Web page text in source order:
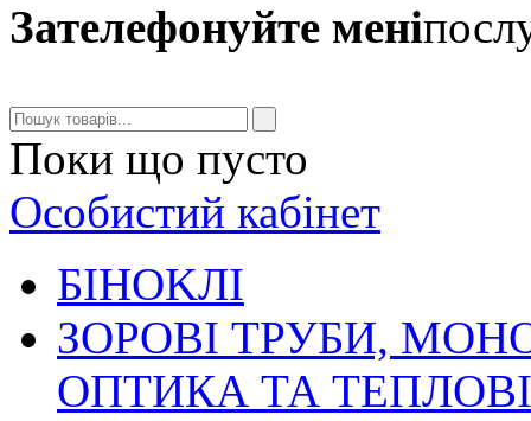
Зателефонуйте мені
Поки що пусто
Особистий кабінет
БIHOKЛI
ЗОРОВІ ТРУБИ,
ОПТИКА ТА